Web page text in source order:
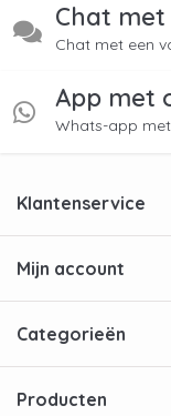
Chat met
Chat met een
App met
Whats-app
Klantenservice
Mijn account
Categorieën
Producten